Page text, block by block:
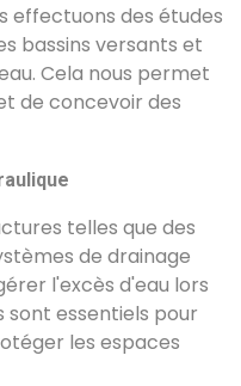
effectuons des études
bassins versants et
Cela nous permet
de concevoir des
telles que des
de drainage
l'excès d'eau lors
sont essentiels pour
les espaces